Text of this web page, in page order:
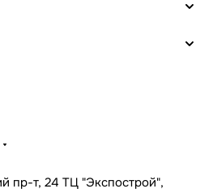
пр-т, 24 ТЦ "Экспострой",